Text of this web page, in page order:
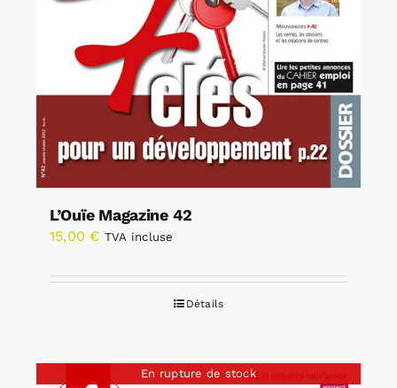
L’Ouïe Magazine 42
15,00 € TVA incluse
Détails
En rupture de stock